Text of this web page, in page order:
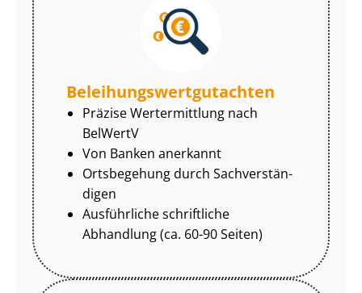
Be­lei­hungs­wert­gut­ach­ten
Präzise Wertermittlung nach
BelWertV
Von Banken anerkannt
Ortsbegehung durch Sach­ver­stän­
di­gen
Ausführliche schriftliche
Abhandlung (ca. 60-90 Seiten)